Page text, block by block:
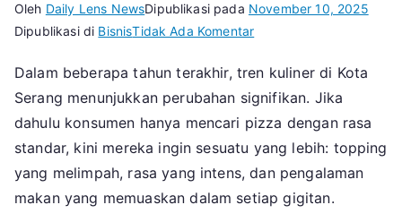
Oleh Daily Lens NewsDipublikasi pada November 10, 2025
Dipublikasi di BisnisTidak Ada Komentarpada
Baru
Pizza
Lezat
Kota
Serang
dengan
Topping
Dalam beberapa tahun terakhir, tren kuliner di Kota
Serang menunjukkan perubahan signifikan. Jika
dahulu konsumen hanya mencari pizza dengan rasa
standar, kini mereka ingin sesuatu yang lebih: topping
yang melimpah, rasa yang intens, dan pengalaman
makan yang memuaskan dalam setiap gigitan.